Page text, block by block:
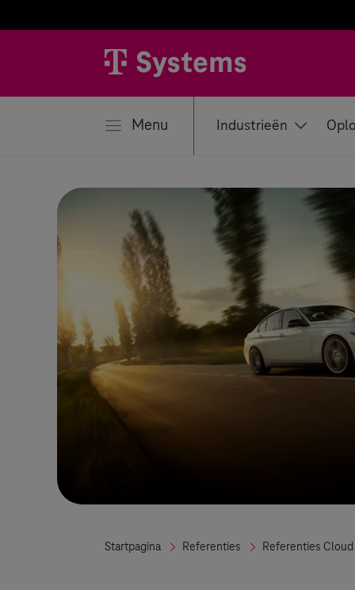
Menu Industrieën
Startpagina Referenties Referenties Cloud